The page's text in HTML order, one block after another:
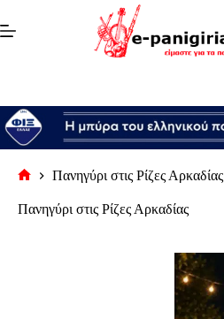
στο
περιεχόμενο
σελίδα
Πανηγύρι στις Ρίζες Αρκαδίας
Πανηγύρι στις Ρίζες Αρκαδίας